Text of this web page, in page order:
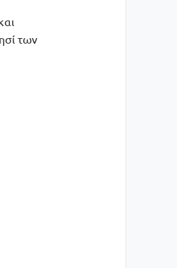
των